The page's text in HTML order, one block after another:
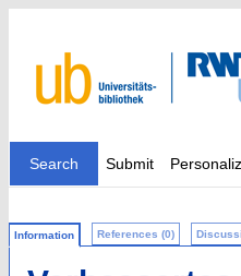
Search Submit
Information References (0)